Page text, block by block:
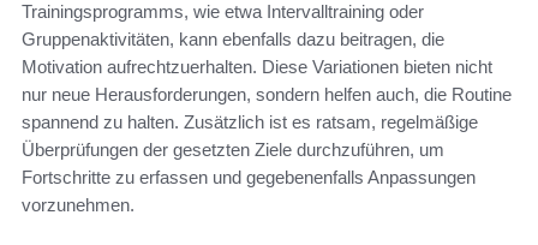
Trainingsprogramms, wie etwa Intervalltraining oder
Gruppenaktivitäten, kann ebenfalls dazu beitragen, die
Motivation aufrechtzuerhalten. Diese Variationen bieten nicht
nur neue Herausforderungen, sondern helfen auch, die Routine
spannend zu halten. Zusätzlich ist es ratsam, regelmäßige
Überprüfungen der gesetzten Ziele durchzuführen, um
Fortschritte zu erfassen und gegebenenfalls Anpassungen
vorzunehmen.